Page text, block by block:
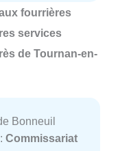
fourrières
services
de Tournan-en-
Bonneuil
Commissariat